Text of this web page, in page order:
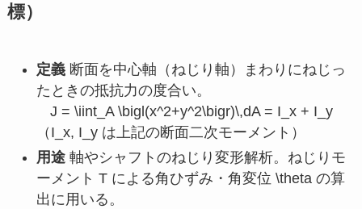
標）
定義断面を中心軸（ねじり軸）まわりにねじっ
たときの抵抗力の度合い。
J = \iint_A \bigl(x^2+y^2\bigr)\,dA = I_x + I_y
（ I_x, I_yは上記の断面二次モーメント）
用途軸やシャフトのねじり変形解析。ねじりモ
ーメント Tによる角ひずみ・角変位 \theta の算
出に用いる。